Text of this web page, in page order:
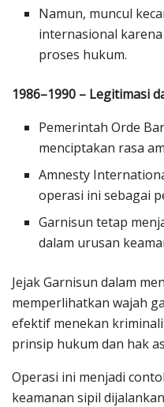
Namun, muncul
internasional
proses hukum.
1986–1990 – Legitimasi
Pemerintah Orde
menciptakan rasa
Amnesty
operasi ini sebagai
Garnisun tetap
dalam urusan
Jejak Garnisun dalam
memperlihatkan wajah
efektif menekan
prinsip hukum dan hak
Operasi ini menjadi
keamanan sipil